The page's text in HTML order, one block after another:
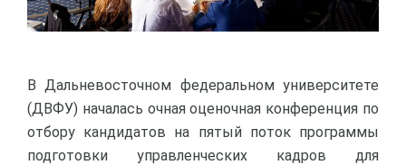
В Дальневосточном федеральном университете
(ДВФУ) началась очная оценочная конференция по
отбору кандидатов на пятый поток программы
подготовки управленческих кадров для